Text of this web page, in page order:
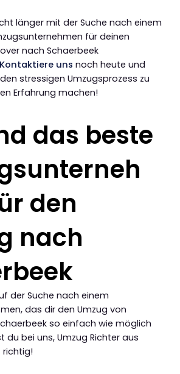
länger mit der Suche nach einem
für deinen
nach Schaerbeek
Kontaktiere uns noch heute und
stressigen Umzugsprozess zu
Erfahrung machen!
das beste
den
nach
der Suche nach einem
das dir den Umzug von
so einfach wie möglich
du bei uns, Umzug Richter aus
richtig!